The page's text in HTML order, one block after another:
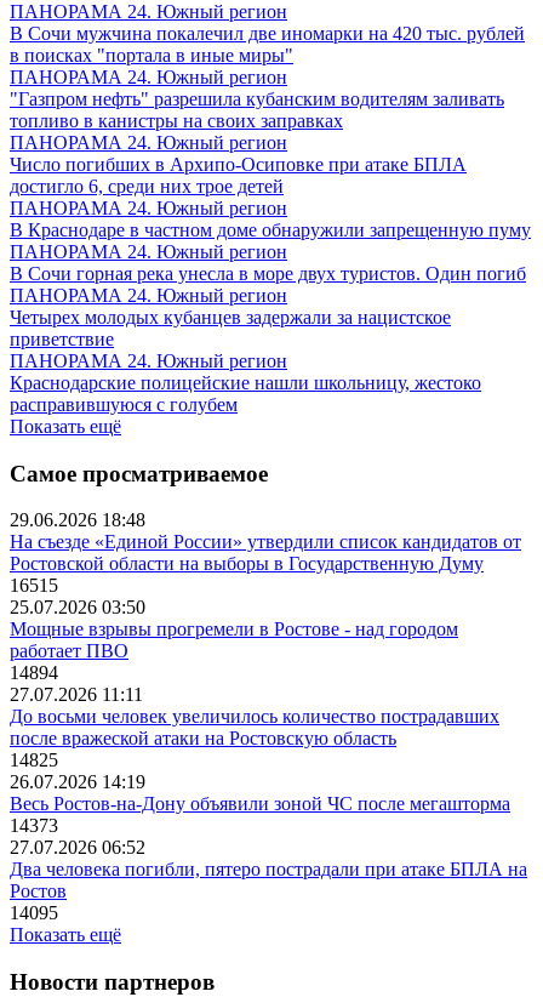
ПАНОРАМА 24. Южный регион
В Сочи мужчина покалечил две иномарки на 420 тыс. рублей
в поисках "портала в иные миры"
ПАНОРАМА 24. Южный регион
"Газпром нефть" разрешила кубанским водителям заливать
топливо в канистры на своих заправках
ПАНОРАМА 24. Южный регион
Число погибших в Архипо-Осиповке при атаке БПЛА
достигло 6, среди них трое детей
ПАНОРАМА 24. Южный регион
В Краснодаре в частном доме обнаружили запрещенную пуму
ПАНОРАМА 24. Южный регион
В Сочи горная река унесла в море двух туристов. Один погиб
ПАНОРАМА 24. Южный регион
Четырех молодых кубанцев задержали за нацистское
приветствие
ПАНОРАМА 24. Южный регион
Краснодарские полицейские нашли школьницу, жестоко
расправившуюся с голубем
Показать ещё
Самое просматриваемое
29.06.2026 18:48
На съезде «Единой России» утвердили список кандидатов от
Ростовской области на выборы в Государственную Думу
16515
25.07.2026 03:50
Мощные взрывы прогремели в Ростове - над городом
работает ПВО
14894
27.07.2026 11:11
До восьми человек увеличилось количество пострадавших
после вражеской атаки на Ростовскую область
14825
26.07.2026 14:19
Весь Ростов-на-Дону объявили зоной ЧС после мегашторма
14373
27.07.2026 06:52
Два человека погибли, пятеро пострадали при атаке БПЛА на
Ростов
14095
Показать ещё
Новости партнеров